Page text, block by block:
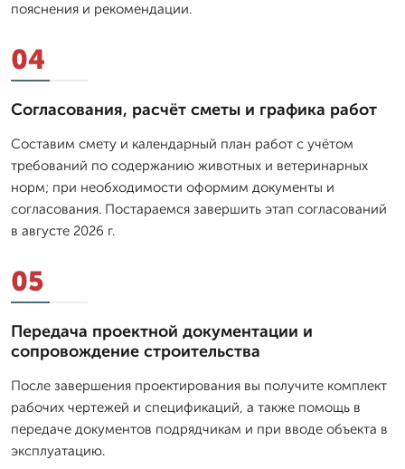
пояснения и рекомендации.
04
Согласования, расчёт сметы и графика работ
Составим смету и календарный план работ с учётом
требований по содержанию животных и ветеринарных
норм; при необходимости оформим документы и
согласования. Постараемся завершить этап согласований
в августе 2026 г.
05
Передача проектной документации и
сопровождение строительства
После завершения проектирования вы получите комплект
рабочих чертежей и спецификаций, а также помощь в
передаче документов подрядчикам и при вводе объекта в
эксплуатацию.